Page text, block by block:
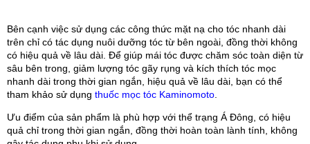
Bên cạnh việc sử dụng các công thức mặt nạ cho tóc nhanh dài
trên chỉ có tác dụng nuôi dưỡng tóc từ bên ngoài, đồng thời không
có hiệu quả về lâu dài. Để giúp mái tóc được chăm sóc toàn diện từ
sâu bên trong, giảm lượng tóc gãy rụng và kích thích tóc mọc
nhanh dài trong thời gian ngắn, hiệu quả về lâu dài, bạn có thể
tham khảo sử dụng thuốc mọc tóc Kaminomoto.
Ưu điểm của sản phẩm là phù hợp với thể trạng Á Đông, có hiệu
quả chỉ trong thời gian ngắn, đồng thời hoàn toàn lành tính, không